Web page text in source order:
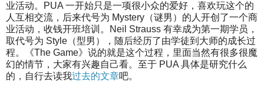
业活动。PUA 一开始只是一项很小众的爱好，喜欢玩这个的
人互相交流，后来代号为 Mystery（谜男）的人开创了一个商
业活动，收钱开班培训。Neil Strauss 有幸成为第一期学员，
取代号为 Style（型男），随后经历了由学徒到大师的成长过
程。《The Game》说的就是这个过程，里面当然有很多很魔
幻的情节，大家有兴趣自己看。至于 PUA 具体是研究什么
的，自行去读我过去的文章吧。